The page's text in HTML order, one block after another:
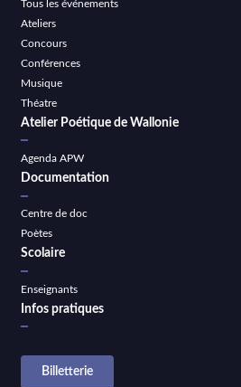
Tous les événements
Ateliers
Concours
Conférences
Musique
Théatre
Atelier Poétique de Wallonie
Agenda APW
Documentation
Centre de doc
Poètes
Scolaire
Enseignants
Infos pratiques
Billetterie